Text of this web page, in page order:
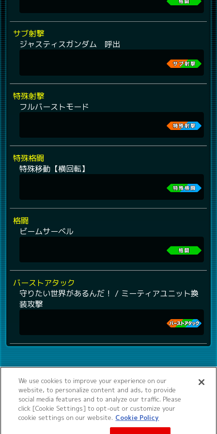
サブ射撃
ジャスティスガンダム 呼出
特殊射撃
フルバーストモード
特殊格闘
特殊移動【横回転】
格闘
ビームサーベル
バーストアタック
守りたい世界があるんだ！ / ミーティアユニット換
装攻撃
We use cookies to improve your experience on our
website, to personalize content and ads, to provide
social media features and to analyze our traffic. Please
click [Cookie Settings] to opt-out or customize your
cookie settings on our website. Cookie Policy